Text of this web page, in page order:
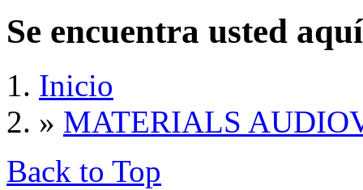
Se encuentra usted aquí
Inicio
» MATERIALS
Back to Top